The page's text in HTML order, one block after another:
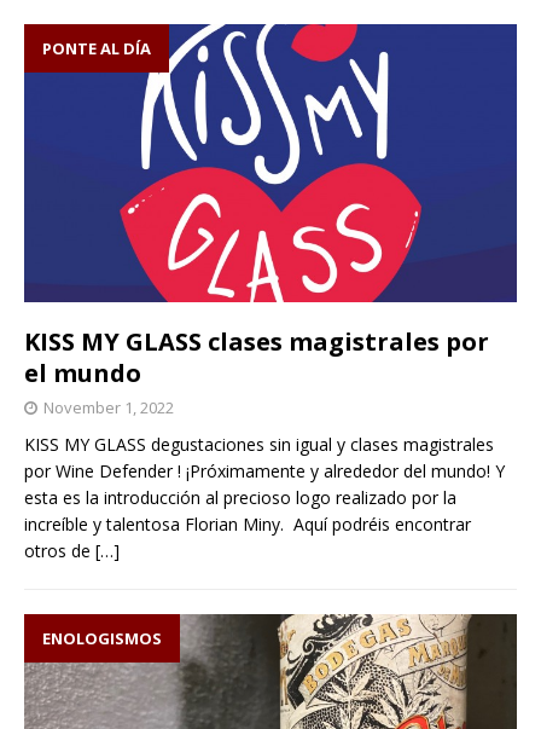
PONTE AL DÍA
KISS MY GLASS clases magistrales por
el mundo
November 1, 2022
KISS MY GLASS degustaciones sin igual y clases magistrales
por Wine Defender ! ¡Próximamente y alrededor del mundo! Y
esta es la introducción al precioso logo realizado por la
increíble y talentosa Florian Miny. Aquí podréis encontrar
otros de […]
ENOLOGISMOS